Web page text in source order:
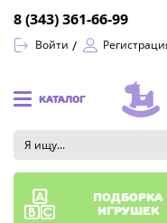
Войти
8 (343) 361-66-99
КАТАЛОГ
подборка
игрушек